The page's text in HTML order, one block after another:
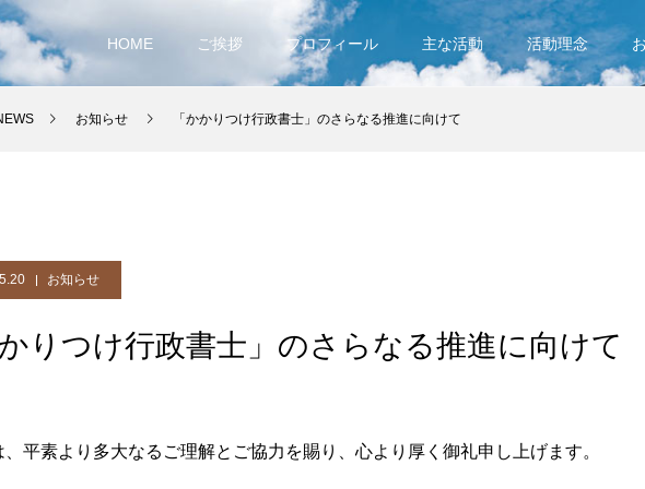
HOME ご挨拶 プロフィール 主な活動 活動理念
お知らせ 「かかりつけ行政書士」のさらなる推進に向けて
お知らせ
かりつけ行政書士」のさらなる推進に向けて
、平素より多大なるご理解とご協力を賜り、心より厚く御礼申し上げます。